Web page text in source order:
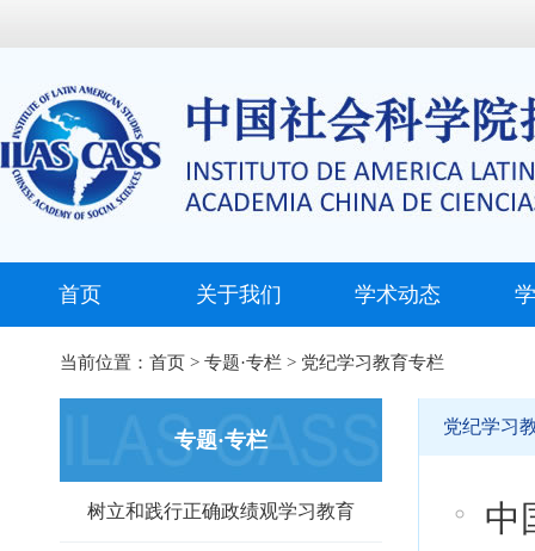
首页 关于我们 学术动态
当前位置： 首页 > 专题·专栏 > 党纪学习教育专栏
专题·专栏
树立和践行正确政绩观学习教育
党纪学习
中